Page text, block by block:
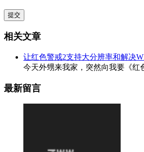
相关文章
让红色警戒2支持大分辨率和解决
今天外甥来我家，突然向我要《红
最新留言